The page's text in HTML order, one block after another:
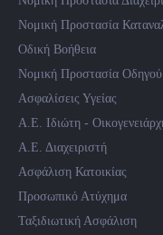
Νομική Προστασία
Οδική Βοήθεια
Νομική Προστασία Οδηγού
Ασφαλίσεις Υγείας
Α.Ε. Ιδιώτη -
Α.Ε. Διαχειριστή
Ασφάλιση Κατοικίας
Προσωπικό Ατύχημα
Ταξιδιωτική Ασφάλιση